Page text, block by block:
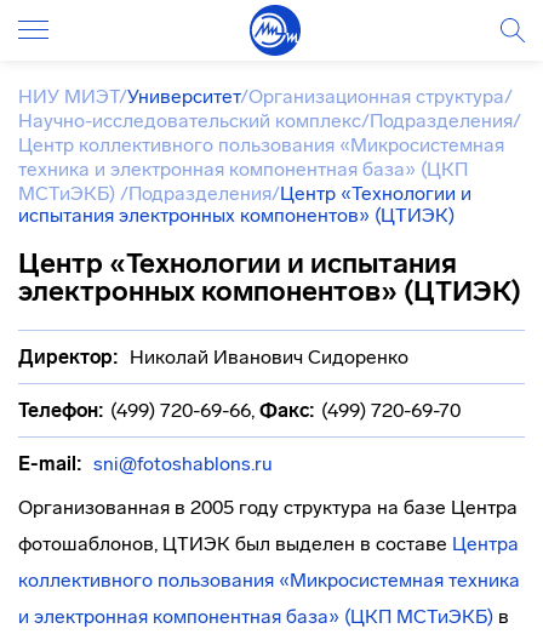
НИУ МИЭТ/Университет/Организационная структура/
Научно-исследовательский комплекс/Подразделения/
Центр коллективного пользования «Микросистемная
техника и электронная компонентная база» (ЦКП
МСТиЭКБ) /Подразделения/Центр «Технологии и
испытания электронных компонентов» (ЦТИЭК)
Центр «Технологии и испытания
электронных компонентов» (ЦТИЭК)
Директор: Николай Иванович Сидоренко
Телефон: (499) 720-69-66, Факс: (499) 720-69-70
E-mail: sni@fotoshablons.ru
Организованная в 2005 году структура на базе Центра
фотошаблонов, ЦТИЭК был выделен в составе Центра
коллективного пользования «Микросистемная техника
и электронная компонентная база» (ЦКП МСТиЭКБ) в